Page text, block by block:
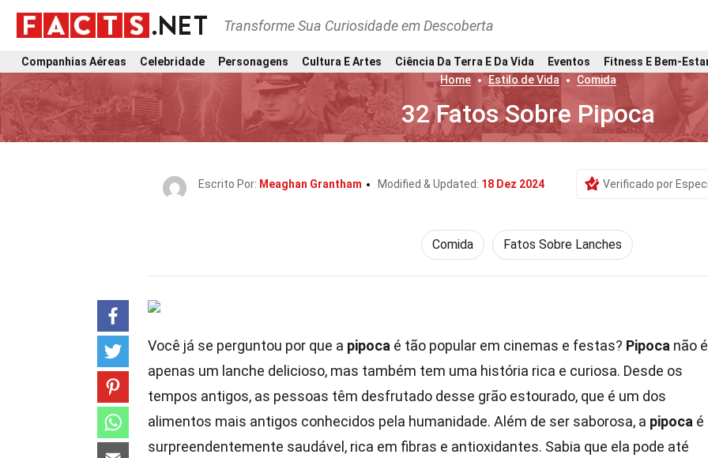
Transforme Sua Curiosidade em Descoberta
Companhias Aéreas Celebridade Personagens Cultura E Artes Ciência Da Terra E Da Vida Eventos
Fitness E Bem-
Home
Estilo de Vida Comida
32 Fatos Sobre Pipoca
Escrito Por: Meaghan Grantham Modified & Updated: 18 Dez 2024 Verificado por
Comida Fatos Sobre Lanches
Você já se perguntou por que a pipoca é tão popular em cinemas e festas? Pipoca não é
apenas um lanche delicioso, mas também tem uma história rica e curiosa. Desde os
tempos antigos, as pessoas têm desfrutado desse grão estourado, que é um dos
alimentos mais antigos conhecidos pela humanidade. Além de ser saborosa, a pipoca é
surpreendentemente saudável, rica em fibras e antioxidantes. Sabia que ela pode até